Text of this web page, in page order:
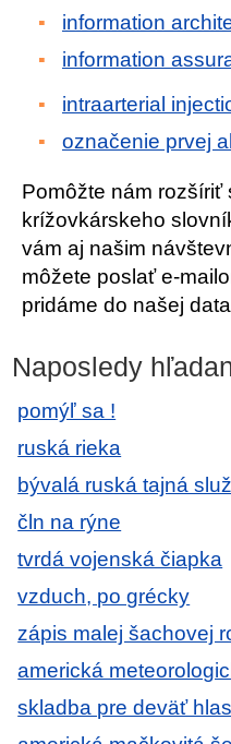
information
information
intraarterial
označenie prvej
Pomôžte nám
krížovkárskeho
vám aj našim
môžete poslať e-
pridáme do našej
Naposledy
pomýľ sa !
ruská rieka
bývalá ruská tajná
čln na rýne
tvrdá vojenská čiapka
vzduch, po grécky
zápis malej šachovej
americká
skladba pre deväť